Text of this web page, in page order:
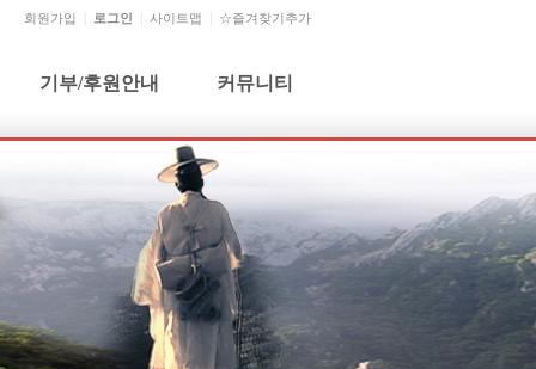
회원가입 로그인 사이트맵 ☆즐겨찾기추가
기부/후원안내
기부금사용내역
커뮤니티
건의사항
월별행사